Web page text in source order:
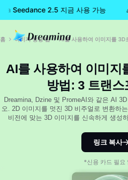
Seedance 2.5 지금 사용 가능
홈 이미지 생성 팁 AI를 사용하여 이미지를 3D
AI를 사용하여 이미지
방법: 3 트랜스
Dreamina, Dzine 및 PromeAI와 같은 AI
오. 2D 이미지를 멋진 3D 비주얼로 변환하
비전에 맞는 3D 이미지를 신속하게 생성
링크 복사
*신용 카드 필요